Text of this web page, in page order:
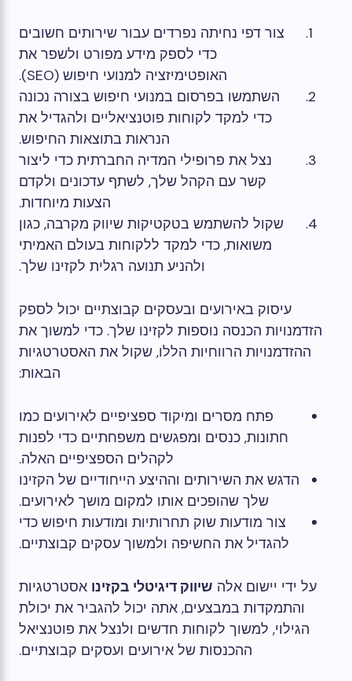
צור דפי נחיתה נפרדים עבור שירותים חשובים
כדי לספק מידע מפורט ולשפר את
האופטימיזציה למנועי חיפוש (SEO).
השתמשו בפרסום במנועי חיפוש בצורה נכונה
כדי למקד לקוחות פוטנציאליים ולהגדיל את
הנראות בתוצאות החיפוש.
נצל את פרופילי המדיה החברתית כדי ליצור
קשר עם הקהל שלך, לשתף עדכונים ולקדם
הצעות מיוחדות.
שקול להשתמש בטקטיקות שיווק מקרבה, כגון
משואות, כדי למקד ללקוחות בעולם האמיתי
ולהניע תנועה רגלית לקזינו שלך.
עיסוק באירועים ובעסקים קבוצתיים יכול לספק
הזדמנויות הכנסה נוספות לקזינו שלך. כדי למשוך את
ההזדמנויות הרווחיות הללו, שקול את האסטרטגיות
הבאות:
פתח מסרים ומיקוד ספציפיים לאירועים כמו
חתונות, כנסים ומפגשים משפחתיים כדי לפנות
לקהלים הספציפיים האלה.
הדגש את השירותים וההיצע הייחודיים של הקזינו
שלך שהופכים אותו למקום מושך לאירועים.
צור מודעות שוק תחרותיות ומודעות חיפוש כדי
להגדיל את החשיפה ולמשוך עסקים קבוצתיים.
על ידי יישום אלה שיווק דיגיטלי בקזינו אסטרטגיות
והתמקדות במבצעים, אתה יכול להגביר את יכולת
הגילוי, למשוך לקוחות חדשים ולנצל את פוטנציאל
ההכנסות של אירועים ועסקים קבוצתיים.